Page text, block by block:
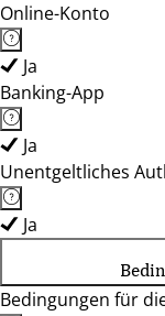
Online-Konto
Ja
Banking-App
Ja
Unentgeltliches
Ja
Bedingungen für